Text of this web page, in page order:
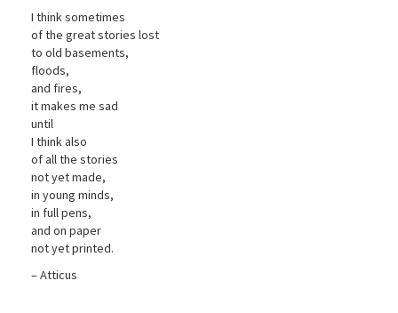
I think sometimes
of the great stories lost
to old basements,
floods,
and fires,
it makes me sad
until
I think also
of all the stories
not yet made,
in young minds,
in full pens,
and on paper
not yet printed.
– Atticus